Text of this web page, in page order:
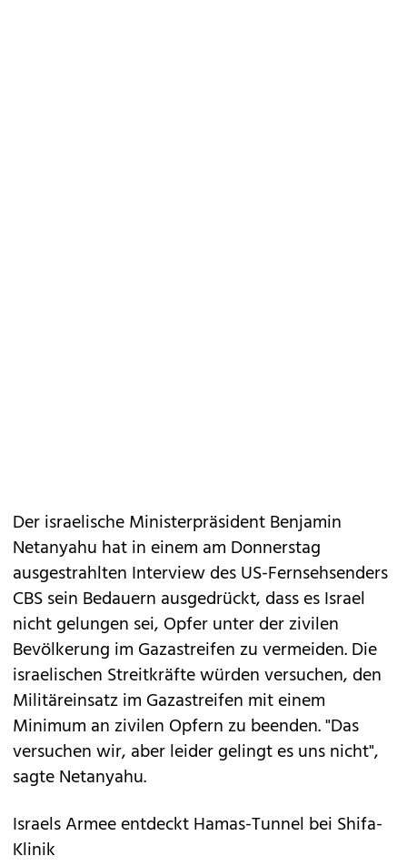
Der israelische Ministerpräsident Benjamin
Netanyahu hat in einem am Donnerstag
ausgestrahlten Interview des US-Fernsehsenders
CBS sein Bedauern ausgedrückt, dass es Israel
nicht gelungen sei, Opfer unter der zivilen
Bevölkerung im Gazastreifen zu vermeiden. Die
israelischen Streitkräfte würden versuchen, den
Militäreinsatz im Gazastreifen mit einem
Minimum an zivilen Opfern zu beenden. "Das
versuchen wir, aber leider gelingt es uns nicht",
sagte Netanyahu.
Israels Armee entdeckt Hamas-Tunnel bei Shifa-
Klinik